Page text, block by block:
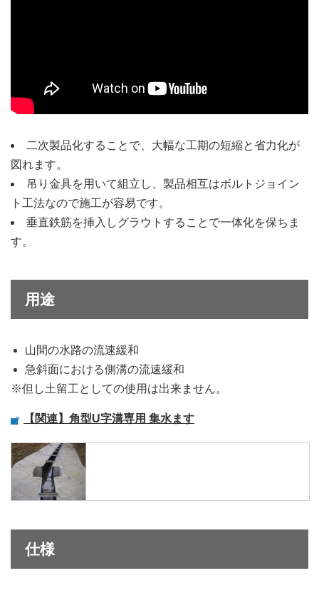
二次製品化することで、大幅な工期の短縮と省力化が
図れます。
吊り金具を用いて組立し、製品相互はボルトジョイン
ト工法なので施工が容易です。
垂直鉄筋を挿入しグラウトすることで一体化を保ちま
す。
用途
山間の水路の流速緩和
急斜面における側溝の流速緩和
※但し土留工としての使用は出来ません。
【関連】角型U字溝専用 集水ます
仕様